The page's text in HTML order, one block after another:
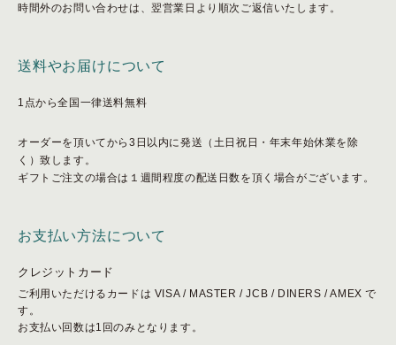
時間外のお問い合わせは、翌営業日より順次ご返信いたします。
送料やお届けについて
1点から全国一律送料無料
オーダーを頂いてから3日以内に発送（土日祝日・年末年始休業を除
く）致します。
ギフトご注文の場合は１週間程度の配送日数を頂く場合がございます。
お支払い方法について
クレジットカード
ご利用いただけるカードは VISA / MASTER / JCB / DINERS / AMEX で
す。
お支払い回数は1回のみとなります。